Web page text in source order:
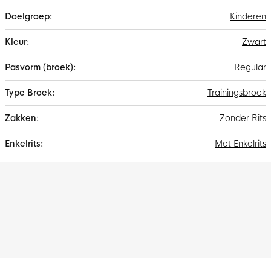
Kinderen
Zwart
Regular
Trainingsbroek
Zonder Rits
Met Enkelrits